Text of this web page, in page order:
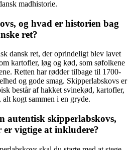
madhistorie.
og hvad er historien bag
ret?
dansk ret, der oprindeligt blev lavet
kartofler, løg og kød, som søfolkene
Retten har rødder tilbage til 1700-
og gode smag. Skipperlabskovs er
består af hakket svinekød, kartofler,
kogt sammen i en gryde.
autentisk skipperlabskovs,
er vigtige at inkludere?